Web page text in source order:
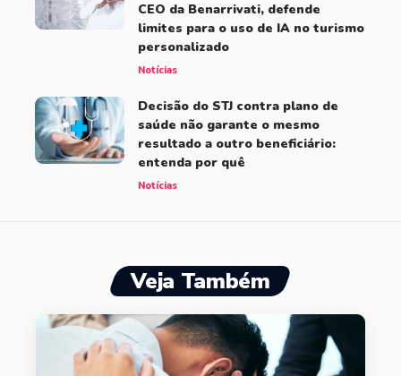
CEO da Benarrivati, defende
limites para o uso de IA no turismo
personalizado
Notícias
Decisão do STJ contra plano de
saúde não garante o mesmo
resultado a outro beneficiário:
entenda por quê
Notícias
Veja Também